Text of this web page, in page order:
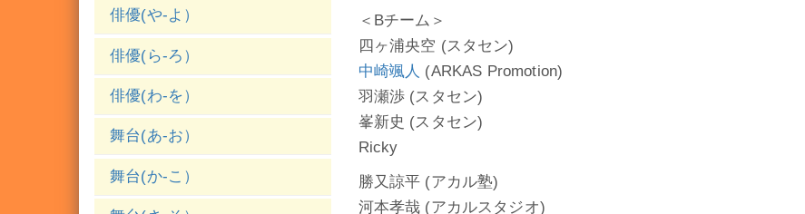
＜Bチーム＞
四ヶ浦央空 (スタセン)
中崎颯人 (ARKAS Promotion)
羽瀬渉 (スタセン)
峯新史 (スタセン)
Ricky
勝又諒平 (アカル塾)
河本孝哉 (アカルスタジオ)
俳優(や-よ）
俳優(ら-ろ）
俳優(わ-を）
舞台(あ-お）
舞台(か-こ）